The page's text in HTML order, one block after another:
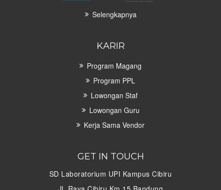
Selengkapnya
KARIR
Program Magang
Program PPL
Lowongan Staf
Lowongan Guru
Kerja Sama Vendor
GET IN TOUCH
SD Laboratorium UPI Kampus Cibiru